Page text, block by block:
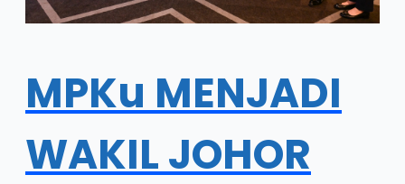
MPKu MENJADI
WAKIL JOHOR